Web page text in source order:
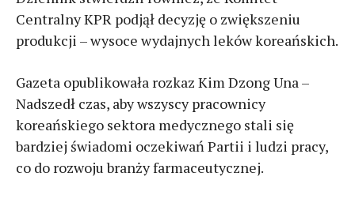
Centralny KPR podjął decyzję o zwiększeniu
produkcji – wysoce wydajnych leków koreańskich.
Gazeta opublikowała rozkaz Kim Dzong Una –
Nadszedł czas, aby wszyscy pracownicy
koreańskiego sektora medycznego stali się
bardziej świadomi oczekiwań Partii i ludzi pracy,
co do rozwoju branży farmaceutycznej.